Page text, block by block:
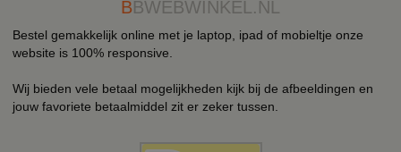
BBWEBWINKEL.NL
Bestel gemakkelijk online met je laptop, ipad of mobieltje onze
website is 100% responsive.
Wij bieden vele betaal mogelijkheden kijk bij de afbeeldingen en
jouw favoriete betaalmiddel zit er zeker tussen.